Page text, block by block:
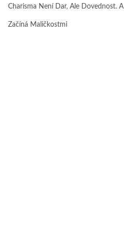
Charisma Není Dar, Ale Dovednost. A
Začíná Maličkostmi